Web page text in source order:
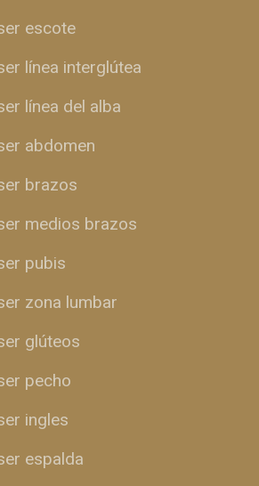
escote
línea interglútea
línea del alba
abdomen
brazos
medios brazos
pubis
zona lumbar
glúteos
pecho
ingles
espalda